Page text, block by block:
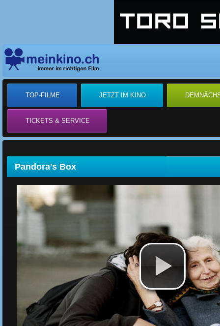
TOP-FILME JETZT IM KINO
TICKETS & SERVICE
Pandora's Box